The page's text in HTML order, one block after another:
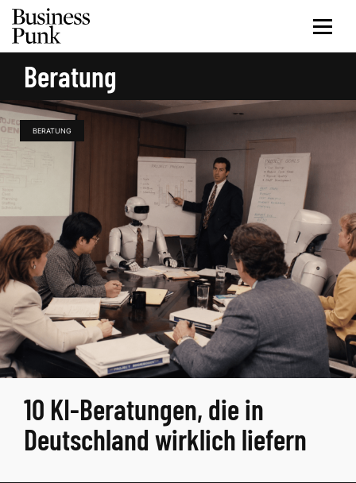
Beratung
BERATUNG
10 KI-Beratungen, die in
Deutschland wirklich liefern